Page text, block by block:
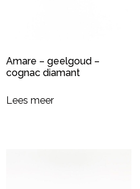
Amare – geelgoud –
cognac diamant
Lees meer